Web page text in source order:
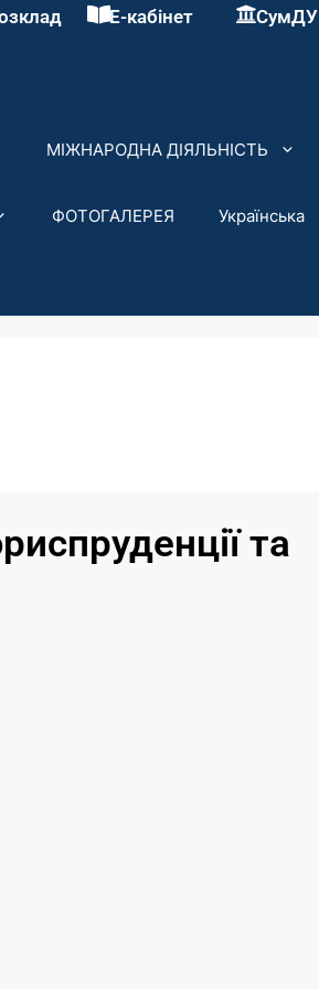
Е-кабінет СумДУ
МІЖНАРОДНА ДІЯЛЬНІСТЬ
ФОТОГАЛЕРЕЯ Українська
та